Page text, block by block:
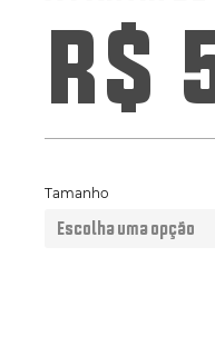
R$
Tamanho